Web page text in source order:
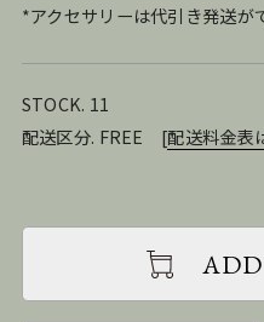
*アクセサリーは代引き発送が
STOCK. 11
配送区分. FREE [配送料金表